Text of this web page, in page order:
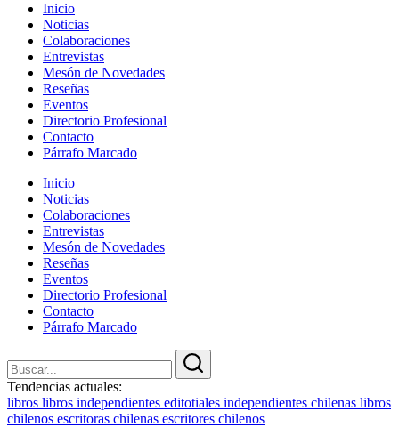
Libros
Chilenos
Literatura
Chilena
Lector
Libros
Chilenos
Literatura
Chilena
Inicio
Noticias
Colaboraciones
Entrevistas
Mesón de Novedades
Reseñas
Eventos
Directorio Profesional
Contacto
Párrafo Marcado
Inicio
Noticias
Colaboraciones
Entrevistas
Mesón de Novedades
Reseñas
Eventos
Directorio Profesional
Contacto
Párrafo Marcado
Buscar
Buscar
Tendencias actuales:
libros libros independientes editotiales independientes chilenas libros
chilenos escritoras chilenas escritores chilenos